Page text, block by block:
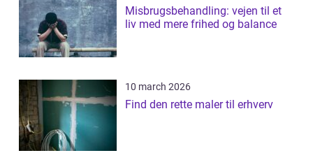
Misbrugsbehandling: vejen til et
liv med mere frihed og balance
10 march 2026
Find den rette maler til erhverv